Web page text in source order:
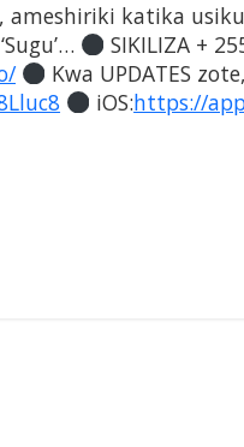
ameshiriki katika
SIKILIZA +
Kwa UPDATES
iOS:https://